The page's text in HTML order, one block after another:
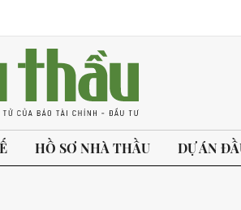
HỒ SƠ NHÀ THẦU DỰ ÁN